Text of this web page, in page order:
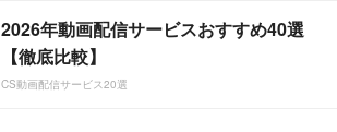
2026年動画配信サービスおすすめ40選
【徹底比較】
CS動画配信サービス20選